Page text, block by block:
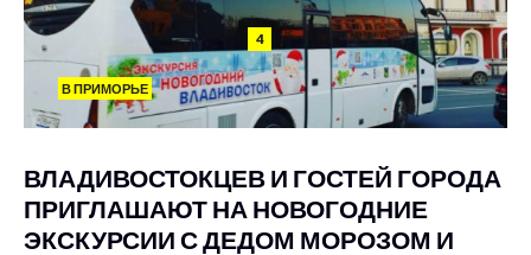
4
В ПРИМОРЬЕ
ВЛАДИВОСТОКЦЕВ И ГОСТЕЙ ГОРОДА
ПРИГЛАШАЮТ НА НОВОГОДНИЕ
ЭКСКУРСИИ С ДЕДОМ МОРОЗОМ И